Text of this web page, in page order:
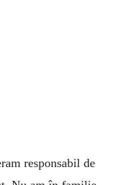
responsabil de